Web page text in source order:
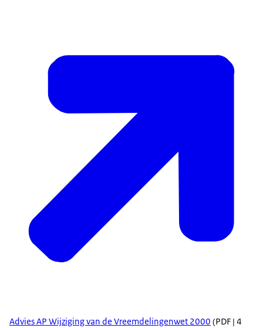
Advies AP Wijziging van de Vreemdelingenwet 2000 (PDF | 4